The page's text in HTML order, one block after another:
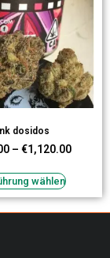
dosidos
– €1,120.00
wählen